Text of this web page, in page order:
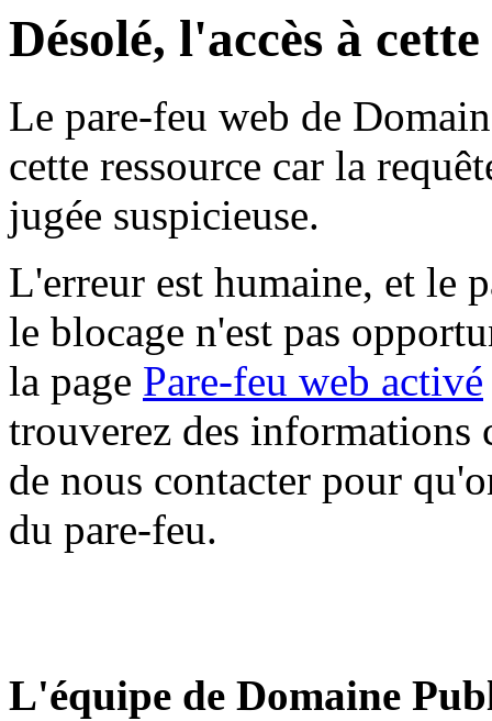
Désolé, l'accès à
Le pare-feu web de
cette ressource car la
jugée suspicieuse.
L'erreur est humaine, et le
le blocage n'est pas
la page Pare-feu web activé
trouverez des informations
de nous contacter pour
du pare-feu.
L'équipe de Domaine